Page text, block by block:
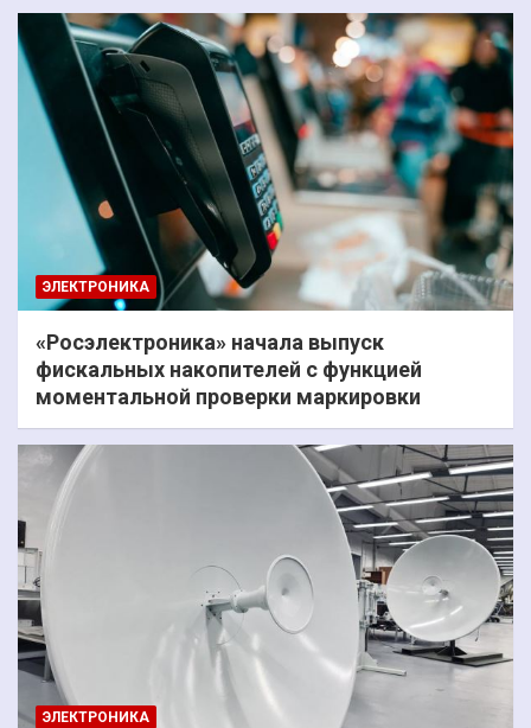
ЭЛЕКТРОНИКА
«Росэлектроника» начала выпуск
фискальных накопителей с функцией
моментальной проверки маркировки
ЭЛЕКТРОНИКА